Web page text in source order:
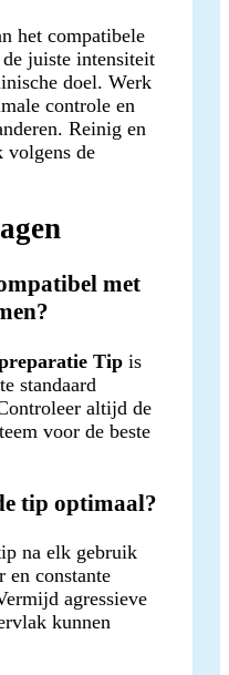
het compatibele
juiste intensiteit
doel. Werk
controle en
Reinig en
volgens de
met
Tip is
standaard
altijd de
voor de beste
tip optimaal?
na elk gebruik
en constante
agressieve
kunnen